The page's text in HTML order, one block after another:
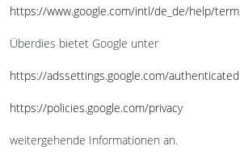
https://www.google.com/intl/de_de/help/
Überdies bietet Google unter
https://adssettings.google.com/authenticated
https://policies.google.com/privacy
weitergehende Informationen an.